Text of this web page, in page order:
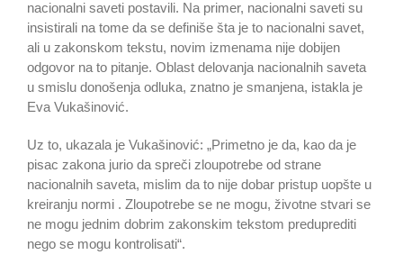
nacionalni saveti postavili. Na primer, nacionalni saveti su
insistirali na tome da se definiše šta je to nacionalni savet,
ali u zakonskom tekstu, novim izmenama nije dobijen
odgovor na to pitanje. Oblast delovanja nacionalnih saveta
u smislu donošenja odluka, znatno je smanjena, istakla je
Eva Vukašinović.
Uz to, ukazala je Vukašinović: „Primetno je da, kao da je
pisac zakona jurio da spreči zloupotrebe od strane
nacionalnih saveta, mislim da to nije dobar pristup uopšte u
kreiranju normi . Zloupotrebe se ne mogu, životne stvari se
ne mogu jednim dobrim zakonskim tekstom preduprediti
nego se mogu kontrolisati“.